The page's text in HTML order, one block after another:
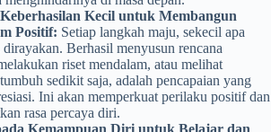
Kecil untuk Membangun
Positif: Setiap langkah maju, sekecil apa
Berhasil menyusun rencana
riset mendalam, atau melihat
sedikit saja, adalah pencapaian yang
Ini akan memperkuat perilaku positif dan
rasa percaya diri.
Kemampuan Diri untuk Belajar dan